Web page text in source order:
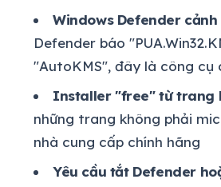
Windows Defender cảnh
Defender báo
"AutoKMS", đây là công cụ
Installer "free" từ trang
những trang không phải
nhà cung cấp chính hãng
Yêu cầu tắt Defender